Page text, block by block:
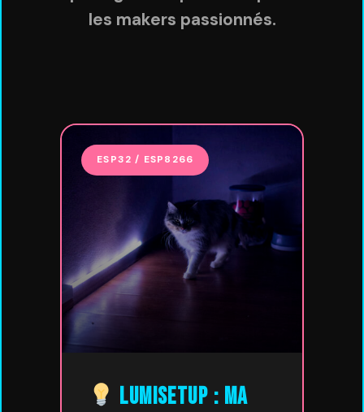
les makers passionnés.
ESP32 / ESP8266
LumiSetup : Ma